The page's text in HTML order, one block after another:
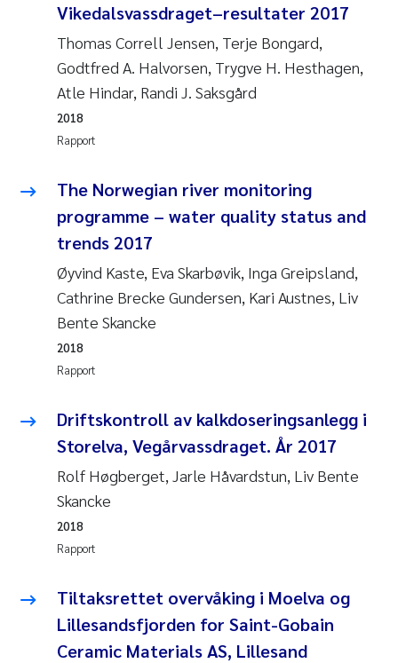
Vikedalsvassdraget–resultater 2017
Thomas Correll Jensen, Terje Bongard,
Godtfred A. Halvorsen, Trygve H. Hesthagen,
Atle Hindar, Randi J. Saksgård
Rapport
2018
The Norwegian river monitoring
programme – water quality status and
trends 2017
Øyvind Kaste, Eva Skarbøvik, Inga Greipsland,
Cathrine Brecke Gundersen, Kari Austnes, Liv
Bente Skancke
Rapport
2018
Driftskontroll av kalkdoseringsanlegg i
Storelva, Vegårvassdraget. År 2017
Rolf Høgberget, Jarle Håvardstun, Liv Bente
Skancke
Rapport
2018
Tiltaksrettet overvåking i Moelva og
Lillesandsfjorden for Saint-Gobain
Ceramic Materials AS, Lillesand